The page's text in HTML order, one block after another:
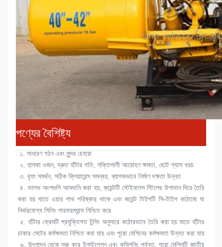
পণ্যের বৈশিষ্ট্য
১. সাধারণ গঠন এবং সুন্দর চেহারা
২. হালকা ওজন, দ্রুত হাঁটার গতি, শক্তিশালী আরোহণ ক্ষমতা, ছোট গ্যাস খরচ
৩. বৃহৎ সমর্থন, সঠিক ক্লিয়ারেন্স সমন্বয়, ব্যাপকভাবে নির্মাণ দক্ষতা উন্নত
৪. ভালভ অংশগুলি আমদানি করা হয়, জয়েন্টটি স্টেইনলেস স্টিলের উপাদান দিয়ে তৈরি
করা হয় যাতে এয়ার পাথ পরিষ্কার থাকে এবং জয়েন্ট টাইপটি সি-টাইপ কাঠামো যা
নির্ভরযোগ্য সিলিং পারফরম্যান্স নিশ্চিত করে
৫. হাঁটার ফ্রেমটি প্রযুক্তিগত টুলিং অনুসারে কঠোরভাবে তৈরি করা হয় যাতে হাঁটার
চাকার সেটের কর্মক্ষমতা নিশ্চিত করা যায় এবং পুরো মেশিনের কর্মক্ষমতা উন্নত করা যায়
৬. উৎপাদন থেকে শুরু করে ইনস্টলেশন এবং কমিশনিং পর্যন্ত, পুরো মেশিনটি জাতীয়